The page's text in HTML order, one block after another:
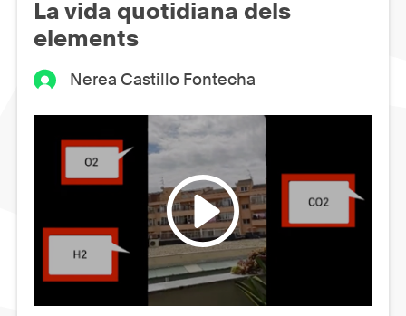
La vida quotidiana dels
elements
Nerea Castillo Fontecha